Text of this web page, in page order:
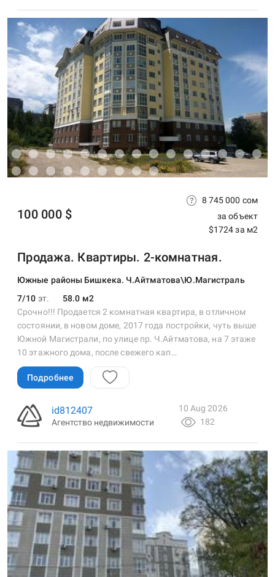
Продажа. Квартиры. 2-комнатная.
Южные районы Бишкека. Ч.Айтматова\Ю.Магистраль
7/10 эт. 58.0 м2
100 000 $
8 745 000 сом
за объект
$1724 за м2
Срочно!!! Продается 2 комнатная квартира, в отличном
состоянии, в новом доме, 2017 года постройки, чуть выше
Южной Магистрали, по улице пр. Ч.Айтматова, на 7 этаже
10 этажного дома, после свежего кап…
Подробнее
id812407
Агентство недвижимости
10 Aug 2026
182